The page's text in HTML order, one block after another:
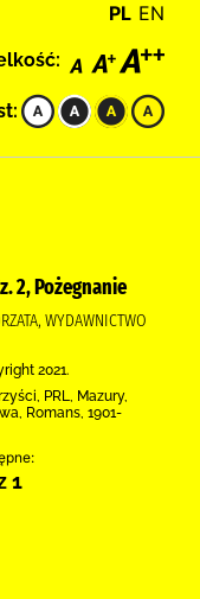
PL EN
2, Pożegnanie
WYDAWNICTWO
2021.
PRL, Mazury,
Romans, 1901-
1